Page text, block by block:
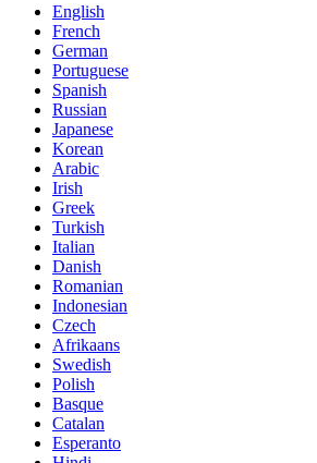
English
French
German
Portuguese
Spanish
Russian
Japanese
Korean
Arabic
Irish
Greek
Turkish
Italian
Danish
Romanian
Indonesian
Czech
Afrikaans
Swedish
Polish
Basque
Catalan
Esperanto